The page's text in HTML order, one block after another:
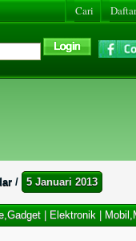
Cari
/ 5 Januari 2013
| Elektronik|